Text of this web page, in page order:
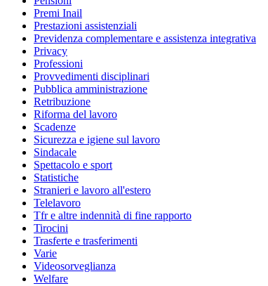
Premi Inail
Prestazioni assistenziali
Previdenza complementare e assistenza integrativa
Privacy
Professioni
Provvedimenti disciplinari
Pubblica amministrazione
Retribuzione
Riforma del lavoro
Scadenze
Sicurezza e igiene sul lavoro
Sindacale
Spettacolo e sport
Statistiche
Stranieri e lavoro all'estero
Telelavoro
Tfr e altre indennità di fine rapporto
Tirocini
Trasferte e trasferimenti
Varie
Videosorveglianza
Welfare